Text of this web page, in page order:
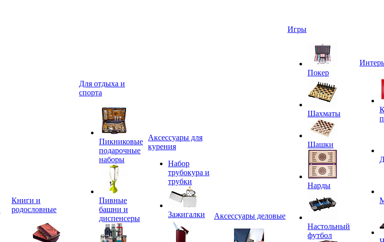
Книги и
родословные
Для отдыха и
спорта
Пикниковые
подарочные
наборы
Пивные
башни и
диспенсеры
Аксессуары для
курения
Набор
трубокура и
трубки
Зажигалки Аксессуары деловые
Игры
Покер
Шахматы
Шашки
Нарды
Настольный
футбол